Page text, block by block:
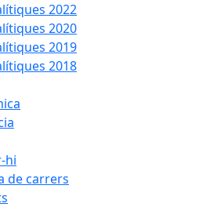
2022
2020
2019
2018
hi
de carrers